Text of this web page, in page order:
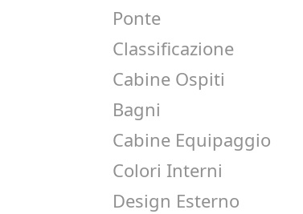
Ponte
Classificazione
Cabine Ospiti
Bagni
Cabine Equipaggio
Colori Interni
Design Esterno